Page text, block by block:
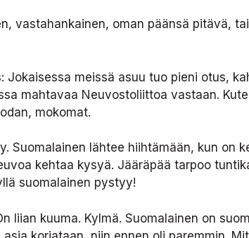
vastahankainen, oman päänsä pitävä,
meissä asuu tuo pieni otus,
mahtavaa Neuvostoliittoa vastaan.
mokomat.
Suomalainen lähtee hiihtämään, kun on
kehtaa kysyä. Jääräpää tarpoo
suomalainen pystyy!
liian kuuma. Kylmä. Suomalainen on